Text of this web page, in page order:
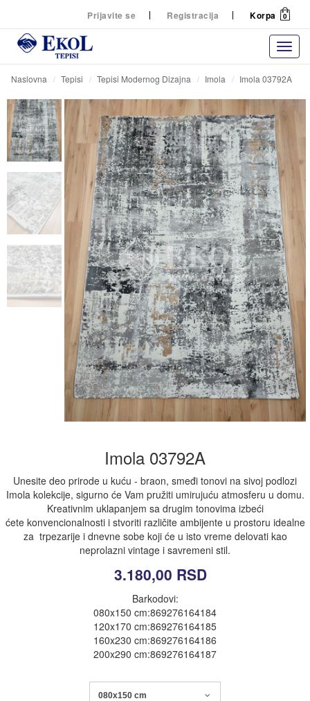
Prijavite se Registracija Korpa 0
Naslovna Tepisi Tepisi Modernog Dizajna Imola Imola 03792A
Imola 03792A
Unesite deo prirode u kuću - braon, smeđi tonovi na sivoj podlozi
Imola kolekcije, sigurno će Vam pružiti umirujuću atmosferu u domu.
Kreativnim uklapanjem sa drugim tonovima izbeći
ćete konvencionalnosti i stvoriti različite ambijente u prostoru idealne
za trpezarije i dnevne sobe koji će u isto vreme delovati kao
neprolazni vintage i savremeni stil.
3.180,00 RSD
Barkodovi:
080x150 cm:869276164184
120x170 cm:869276164185
160x230 cm:869276164186
200x290 cm:869276164187
080x150 cm